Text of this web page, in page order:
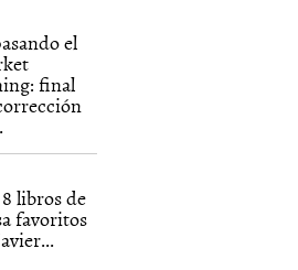
el
final
libros de
favoritos